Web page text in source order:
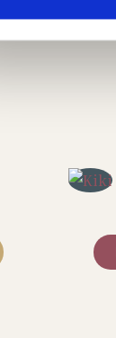
smer­ter og